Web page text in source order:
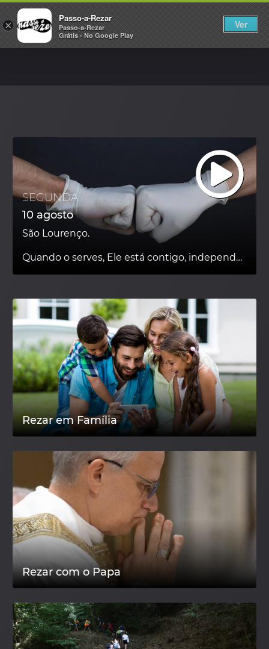
×
Passo-a-Rezar
Passo-a-Rezar
Grátis - No Google Play
Ver
PASSO-A-REZAR
SEGUNDA
10 agosto
São Lourenço.
Quando o serves, Ele está contigo, independentemente das adversidades.
Rezar em Família
Rezar com o Papa